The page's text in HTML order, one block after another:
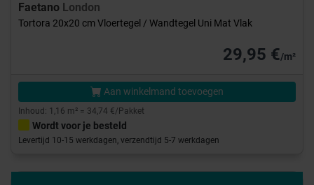
Faetano London
Tortora 20x20 cm Vloertegel / Wandtegel Uni Mat Vlak
29,95 €/m²
Aan winkelmand toevoegen
Inhoud: 1,16 m² = 34,74 €/Pakket
Wordt voor je besteld
Levertijd 10-15 werkdagen, verzendtijd 5-7 werkdagen